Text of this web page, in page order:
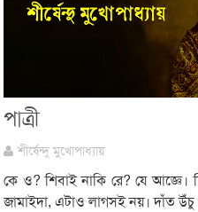
পাত্রী
শীর্ষেন্দু মুখোপাধ্যায়
কে ও? শিবাই নাকি রে? যে আজ্ঞে।
জামাইদা, এটাও লাগসই নয়। দাঁত